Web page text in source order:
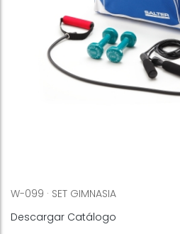
W-099 · SET GIMNASIA
Descargar Catálogo